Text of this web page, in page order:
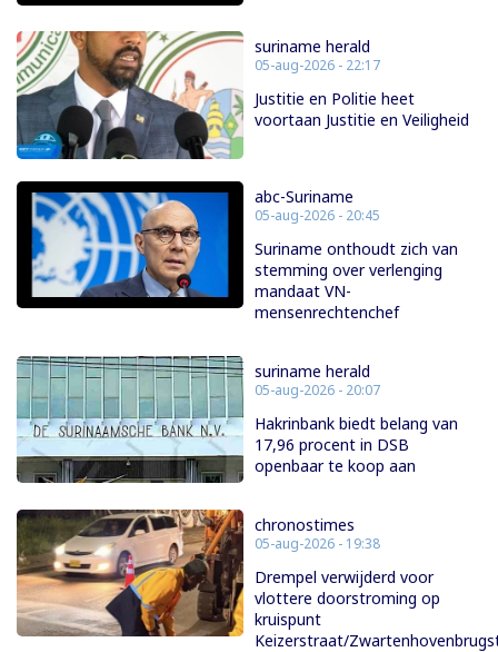
suriname herald
05-aug-2026 - 22:17
Justitie en Politie heet
voortaan Justitie en Veiligheid
abc-Suriname
05-aug-2026 - 20:45
Suriname onthoudt zich van
stemming over verlenging
mandaat VN-
mensenrechtenchef
suriname herald
05-aug-2026 - 20:07
Hakrinbank biedt belang van
17,96 procent in DSB
openbaar te koop aan
chronostimes
05-aug-2026 - 19:38
Drempel verwijderd voor
vlottere doorstroming op
kruispunt
Keizerstraat/